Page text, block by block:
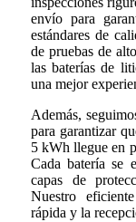
envío para
estándares de
de pruebas de
las baterías de
una mejor
Además,
para garantizar
5 kWh llegue en
Cada batería se
capas de
Nuestro
rápida y la